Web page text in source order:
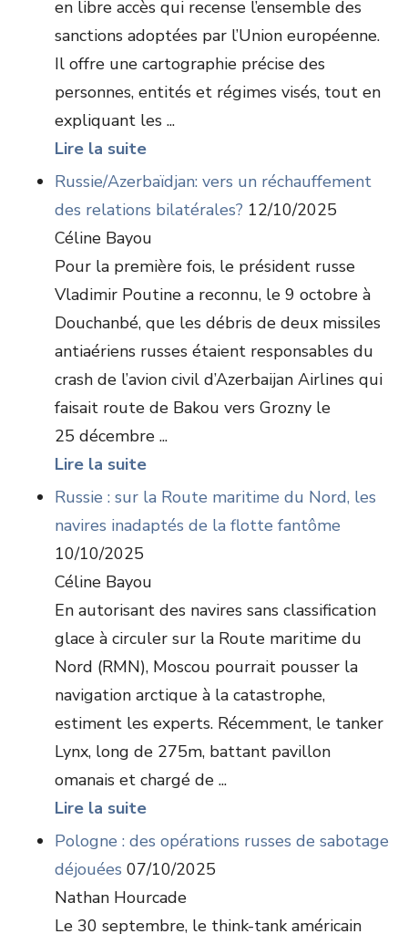
en libre accès qui recense l’ensemble des
sanctions adoptées par l’Union européenne.
Il offre une cartographie précise des
personnes, entités et régimes visés, tout en
expliquant les ...
Lire la suite
Russie/Azerbaïdjan: vers un réchauffement
des relations bilatérales? 12/10/2025
Céline Bayou
Pour la première fois, le président russe
Vladimir Poutine a reconnu, le 9 octobre à
Douchanbé, que les débris de deux missiles
antiaériens russes étaient responsables du
crash de l’avion civil d’Azerbaijan Airlines qui
faisait route de Bakou vers Grozny le
25 décembre ...
Lire la suite
Russie : sur la Route maritime du Nord, les
navires inadaptés de la flotte fantôme
10/10/2025
Céline Bayou
En autorisant des navires sans classification
glace à circuler sur la Route maritime du
Nord (RMN), Moscou pourrait pousser la
navigation arctique à la catastrophe,
estiment les experts. Récemment, le tanker
Lynx, long de 275m, battant pavillon
omanais et chargé de ...
Lire la suite
Pologne : des opérations russes de sabotage
déjouées 07/10/2025
Nathan Hourcade
Le 30 septembre, le think-tank américain